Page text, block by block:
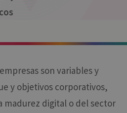
son variables y
y objetivos corporativos,
madurez digital o del sector